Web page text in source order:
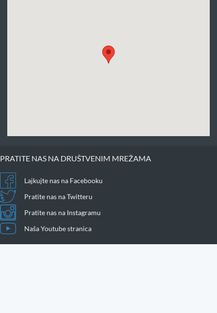
PRATITE NAS NA DRUŠTVENIM MREŽAMA
Lajkujte nas na Facebooku
Pratite nas na Twitteru
Pratite nas na Instagramu
Naša Youtube stranica